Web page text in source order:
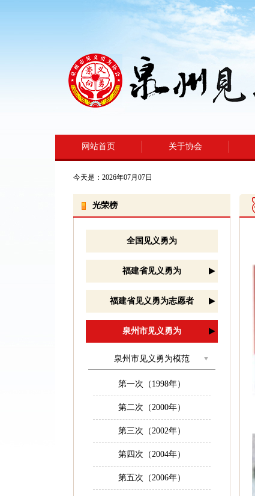
网站首页 关于协会
今天是：2026年07月07日
光荣榜
全国见义勇为
福建省见义勇为
福建省见义勇为志愿者
泉州市见义勇为
泉州市见义勇为模范
第一次（1998年）
第二次（2000年）
第三次（2002年）
第四次（2004年）
第五次（2006年）